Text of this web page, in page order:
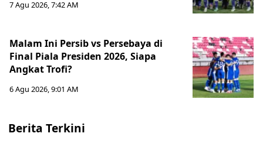
7 Agu 2026, 7:42 AM
Malam Ini Persib vs Persebaya di
Final Piala Presiden 2026, Siapa
Angkat Trofi?
6 Agu 2026, 9:01 AM
Berita Terkini